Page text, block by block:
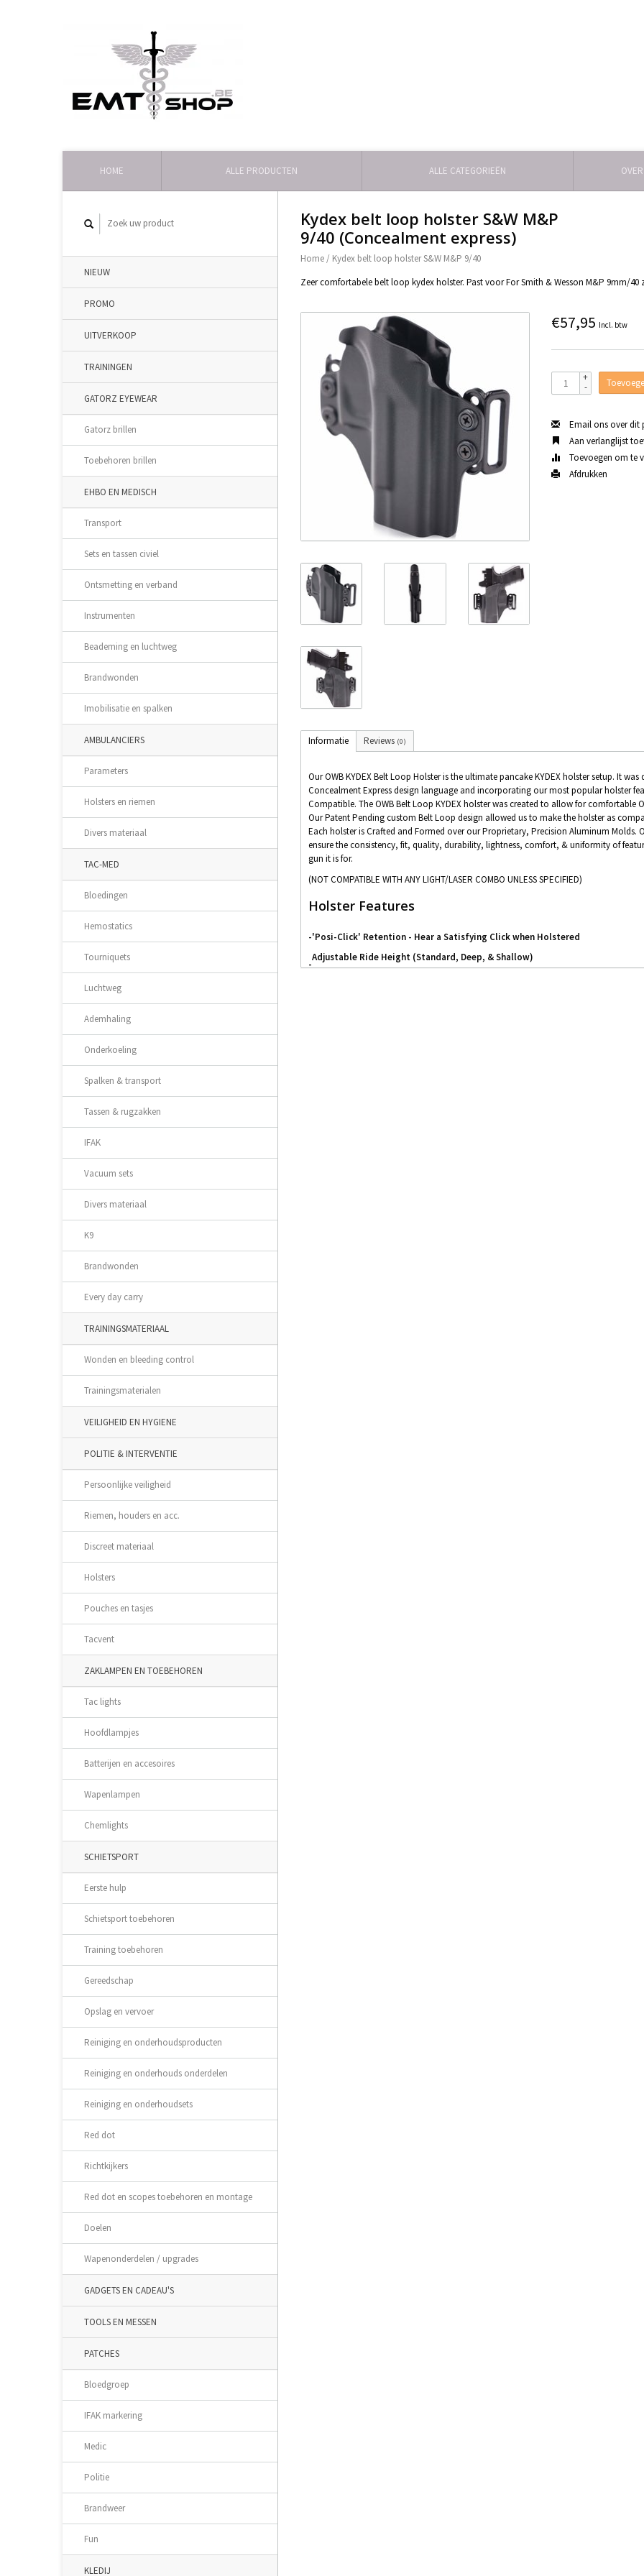
HOME ALLE PRODUCTEN ALLE CATEGORIEËN
NIEUW
PROMO
UITVERKOOP
TRAININGEN
GATORZ EYEWEAR
Gatorz brillen
Toebehoren brillen
EHBO EN MEDISCH
Transport
Sets en tassen civiel
Ontsmetting en verband
Instrumenten
Beademing en luchtweg
Brandwonden
Imobilisatie en spalken
AMBULANCIERS
Parameters
Holsters en riemen
Divers materiaal
TAC-MED
Bloedingen
Hemostatics
Tourniquets
Luchtweg
Ademhaling
Onderkoeling
Spalken & transport
Tassen & rugzakken
IFAK
Vacuum sets
Divers materiaal
K9
Brandwonden
Every day carry
TRAININGSMATERIAAL
Wonden en bleeding control
Trainingsmaterialen
VEILIGHEID EN HYGIENE
POLITIE & INTERVENTIE
Persoonlijke veiligheid
Riemen, houders en acc.
Discreet materiaal
Holsters
Pouches en tasjes
Tacvent
ZAKLAMPEN EN TOEBEHOREN
Tac lights
Hoofdlampjes
Batterijen en accesoires
Wapenlampen
Chemlights
SCHIETSPORT
Eerste hulp
Schietsport toebehoren
Training toebehoren
Gereedschap
Opslag en vervoer
Reiniging en onderhoudsproducten
Reiniging en onderhouds onderdelen
Reiniging en onderhoudsets
Red dot
Richtkijkers
Red dot en scopes toebehoren en montage
Doelen
Wapenonderdelen / upgrades
GADGETS EN CADEAU'S
TOOLS EN MESSEN
PATCHES
Bloedgroep
IFAK markering
Medic
Politie
Brandweer
Fun
KLEDIJ
Kydex belt loop holster S&W M&P
9/40 (Concealment express)
Home / Kydex belt loop holster S&W M&P 9/40
Zeer comfortabele belt loop kydex holster. Past voor For Smith & Wesson M&P 9mm/
€57,95 Incl. btw
+
-
Email ons over dit
Aan verlanglijst
Toevoegen om te
Afdrukken
Informatie Reviews (0)
Our OWB KYDEX Belt Loop Holster is the ultimate pancake KYDEX holster setup. It
Concealment Express design language and incorporating our most popular holster
Compatible. The OWB Belt Loop KYDEX holster was created to allow for
Our Patent Pending custom Belt Loop design allowed us to make the holster as
Each holster is Crafted and Formed over our Proprietary, Precision Aluminum Molds.
ensure the consistency, fit, quality, durability, lightness, comfort, & uniformity of
gun it is for.
(NOT COMPATIBLE WITH ANY LIGHT/LASER COMBO UNLESS SPECIFIED)
Holster Features
-'Posi-Click' Retention - Hear a Satisfying Click when Holstered
-
Adjustable Ride Height (Standard, Deep, & Shallow)